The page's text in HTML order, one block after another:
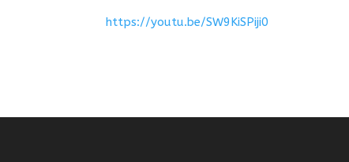
https://youtu.be/SW9KiSPiji0